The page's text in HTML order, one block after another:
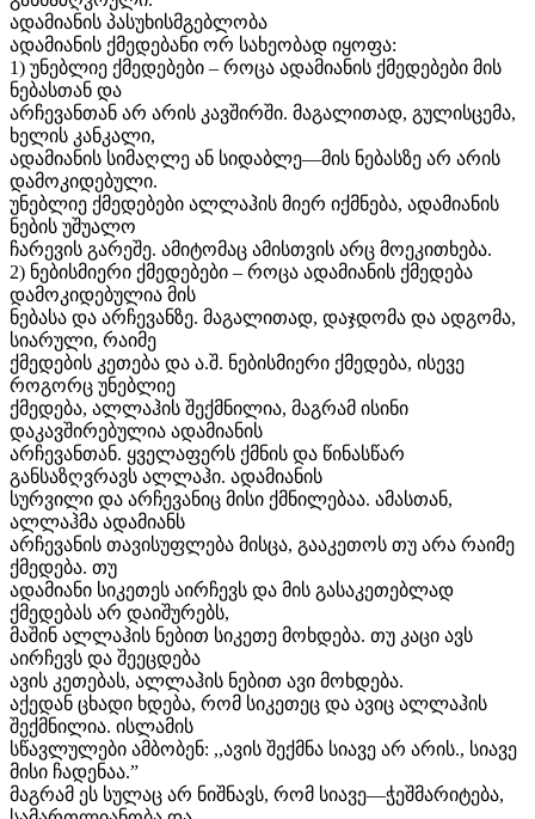
ადამიანის პასუხისმგებლობა
ადამიანის ქმედებანი ორ სახეობად იყოფა:
1) უნებლიე ქმედებები – როცა ადამიანის ქმედებები მის
ნებასთან და
არჩევანთან არ არის კავშირში. მაგალითად, გულისცემა,
ხელის კანკალი,
ადამიანის სიმაღლე ან სიდაბლე—მის ნებასზე არ არის
დამოკიდებული.
უნებლიე ქმედებები ალლაჰის მიერ იქმნება, ადამიანის
ნების უშუალო
ჩარევის გარეშე. ამიტომაც ამისთვის არც მოეკითხება.
2) ნებისმიერი ქმედებები – როცა ადამიანის ქმედება
დამოკიდებულია მის
ნებასა და არჩევანზე. მაგალითად, დაჯდომა და ადგომა,
სიარული, რაიმე
ქმედების კეთება და ა.შ. ნებისმიერი ქმედება, ისევე
როგორც უნებლიე
ქმედება, ალლაჰის შექმნილია, მაგრამ ისინი
დაკავშირებულია ადამიანის
არჩევანთან. ყველაფერს ქმნის და წინასწარ
განსაზღვრავს ალლაჰი. ადამიანის
სურვილი და არჩევანიც მისი ქმნილებაა. ამასთან,
ალლაჰმა ადამიანს
არჩევანის თავისუფლება მისცა, გააკეთოს თუ არა რაიმე
ქმედება. თუ
ადამიანი სიკეთეს აირჩევს და მის გასაკეთებლად
ქმედებას არ დაიშურებს,
მაშინ ალლაჰის ნებით სიკეთე მოხდება. თუ კაცი ავს
აირჩევს და შეეცდება
ავის კეთებას, ალლაჰის ნებით ავი მოხდება.
აქედან ცხადი ხდება, რომ სიკეთეც და ავიც ალლაჰის
შექმნილია. ისლამის
სწავლულები ამბობენ: ,,ავის შექმნა სიავე არ არის., სიავე
მისი ჩადენაა.”
მაგრამ ეს სულაც არ ნიშნავს, რომ სიავე—ჭეშმარიტება,